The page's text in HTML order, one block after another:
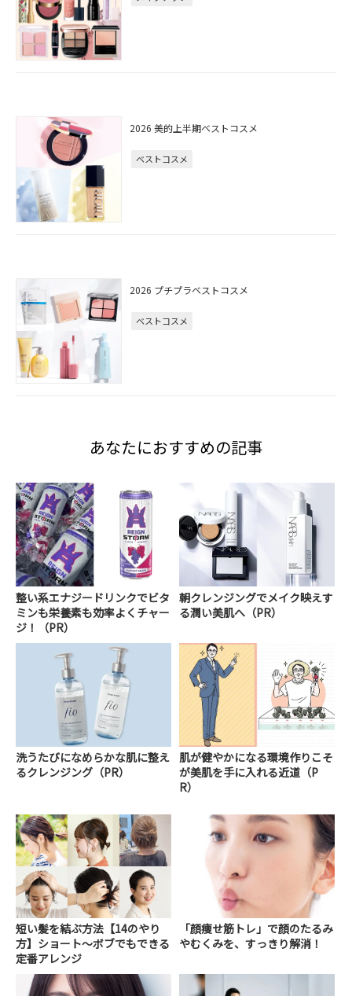
2026 美的上半期ベストコスメ
ベストコスメ
2026 プチプラベストコスメ
ベストコスメ
あなたにおすすめの記事
整い系エナジードリンクでビタ
ミンも栄養素も効率よくチャー
ジ！（PR）
朝クレンジングでメイク映えす
る潤い美肌へ（PR）
洗うたびになめらかな肌に整え
るクレンジング（PR）
肌が健やかになる環境作りこそ
が美肌を手に入れる近道（P
R）
短い髪を結ぶ方法【14のやり
方】ショート～ボブでもできる
定番アレンジ
「顔痩せ筋トレ」で顔のたるみ
やむくみを、すっきり解消！